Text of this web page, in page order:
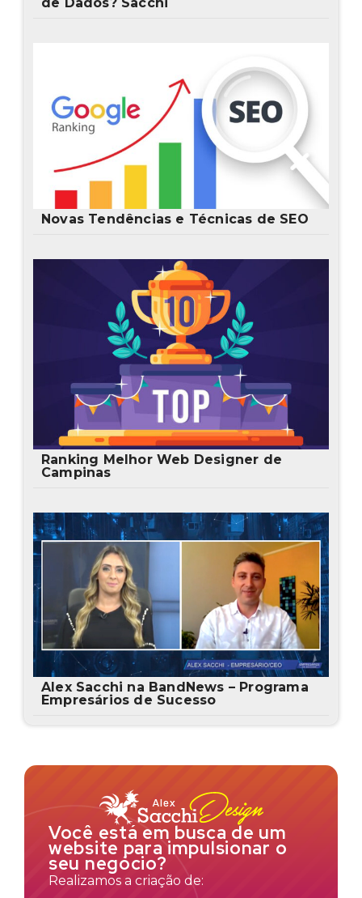
de Dados? Sacchi
Novas Tendências e Técnicas de SEO
Ranking Melhor Web Designer de
Campinas
Alex Sacchi na BandNews – Programa
Empresários de Sucesso
Você está em busca de um
website para impulsionar o
seu negócio?
Realizamos a criação de: